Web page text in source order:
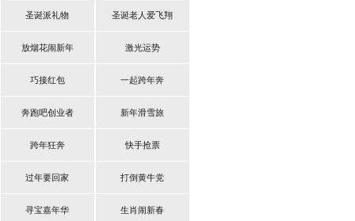
圣诞派礼物 圣诞老人爱飞翔
放烟花闹新年 激光运势
巧接红包 一起跨年奔
奔跑吧创业者 新年滑雪旅
跨年狂奔 快手抢票
过年要回家 打倒黄牛党
寻宝嘉年华 生肖闹新春